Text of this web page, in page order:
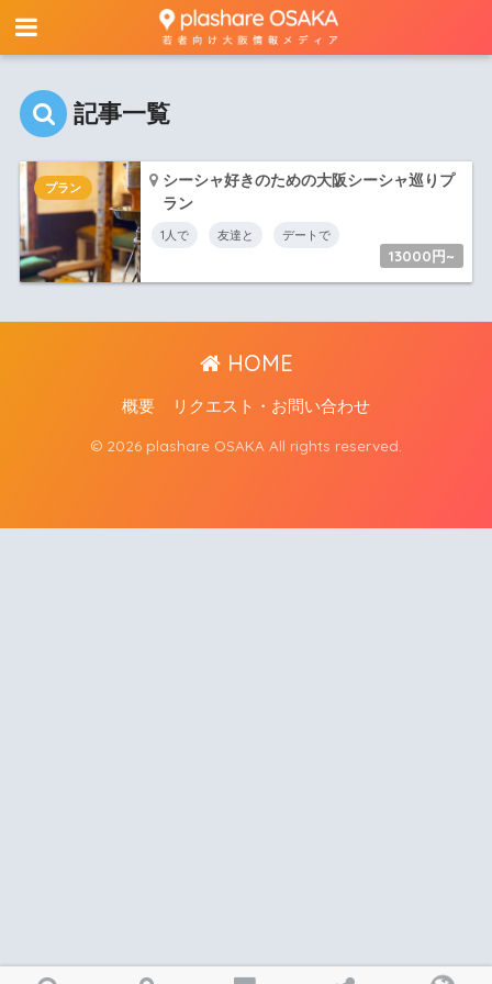
記事一覧
シーシャ好きのための大阪シーシャ巡りプ
ラン
1人で 友達と デートで
13000円~
プラン
HOME
概要 リクエスト・お問い合わせ
© 2026 plashare OSAKA All rights reserved.